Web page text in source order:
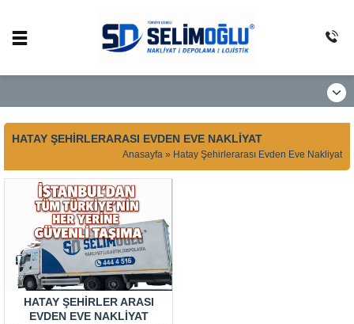
HATAY ŞEHIRLERARASI EVDEN EVE NAKLIYAT
Anasayfa » Hatay Şehirlerarası Evden Eve Nakliyat
HATAY ŞEHIRLER ARASI
EVDEN EVE NAKLIYAT